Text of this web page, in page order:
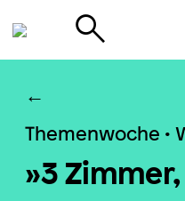
←
Themenwoche •
»3